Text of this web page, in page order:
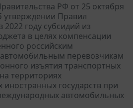
РФ от 25 октября
утверждении Правил
2022 году субсидий из
в целях компенсации
российским
перевозчикам
изъятия транспортных
территориях
иностранных государств при
автомобильных